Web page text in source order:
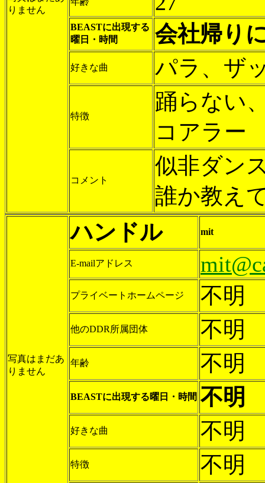
りません
BEASTに出現する
曜日・時間
会社帰り
好きな曲 パラ、ザ
特徴
踊らない
コアラー
コメント
似非ダン
誰か教え
写真はまだあ
りません
ハンドル mit
E-mailアドレス
プライベートホームページ 不明
他のDDR所属団体 不明
年齢 不明
BEASTに出現する曜日・時間 不明
好きな曲 不明
特徴 不明